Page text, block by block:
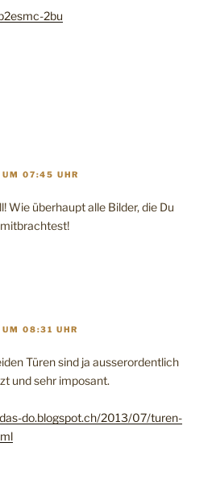
2bu
07:45 UHR
Wie überhaupt alle Bilder, die Du
08:31 UHR
Türen sind ja ausserordentlich
und sehr imposant.
do.blogspot.ch/2013/07/turen-